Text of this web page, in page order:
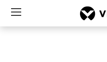
Menu